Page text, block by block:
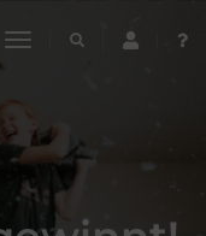
toggle